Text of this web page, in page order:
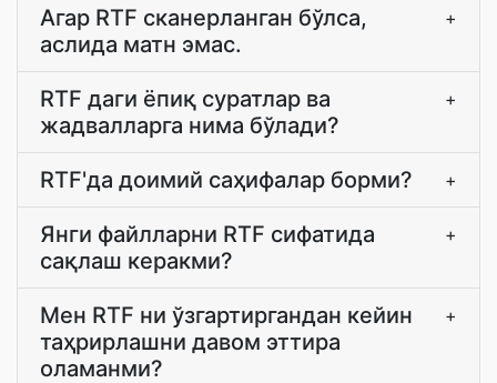
Агар RTF сканерланган бўлса,
аслида матн эмас.
+
RTF даги ёпиқ суратлар ва
жадвалларга нима бўлади?
+
RTF'да доимий саҳифалар борми? +
Янги файлларни RTF сифатида
сақлаш керакми?
+
Мен RTF ни ўзгартиргандан кейин
таҳрирлашни давом эттира
оламанми?
+